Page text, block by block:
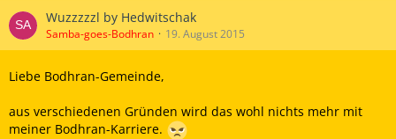
Wuzzzzzl by Hedwitschak
Samba-goes-Bodhran 19. August 2015
Liebe Bodhran-Gemeinde,
aus verschiedenen Gründen wird das wohl nichts mehr mit
meiner Bodhran-Karriere.